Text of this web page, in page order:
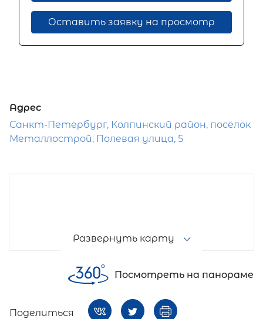
Оставить заявку на просмотр
Адрес
Санкт-Петербург, Колпинский район, посёлок
Металлострой, Полевая улица, 5
Развернуть карту
Посмотреть на панораме
Поделиться